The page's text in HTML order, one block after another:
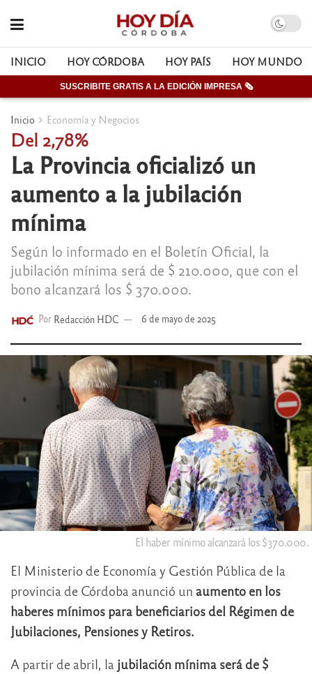
INICIO HOY CÓRDOBA HOY PAÍS HOY MUNDO
SUSCRIBITE GRATIS A LA EDICIÓN IMPRESA 🗞
Inicio Economía y Negocios
Del 2,78%
La Provincia oficializó un
aumento a la jubilación
mínima
Según lo informado en el Boletín Oficial, la
jubilación mínima será de $ 210.000, que con el
bono alcanzará los $ 370.000.
Por Redacción HDC 6 de mayo de 2025
El haber mínimo alcanzará los $370.000.
El Ministerio de Economía y Gestión Pública de la
provincia de Córdoba anunció un aumento en los
haberes mínimos para beneficiarios del Régimen de
Jubilaciones, Pensiones y Retiros.
A partir de abril, la jubilación mínima será de $